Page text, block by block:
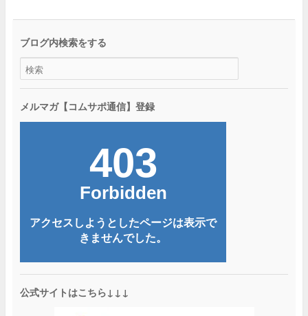
ブログ内検索をする
メルマガ【コムサポ通信】登録
公式サイトはこちら↓↓↓